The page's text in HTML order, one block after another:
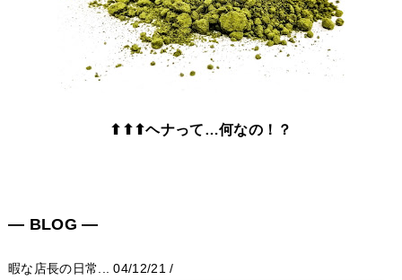
⬆⬆⬆ヘナって…何なの！？
― BLOG ―
暇な店長の日常... 04/12/21 /